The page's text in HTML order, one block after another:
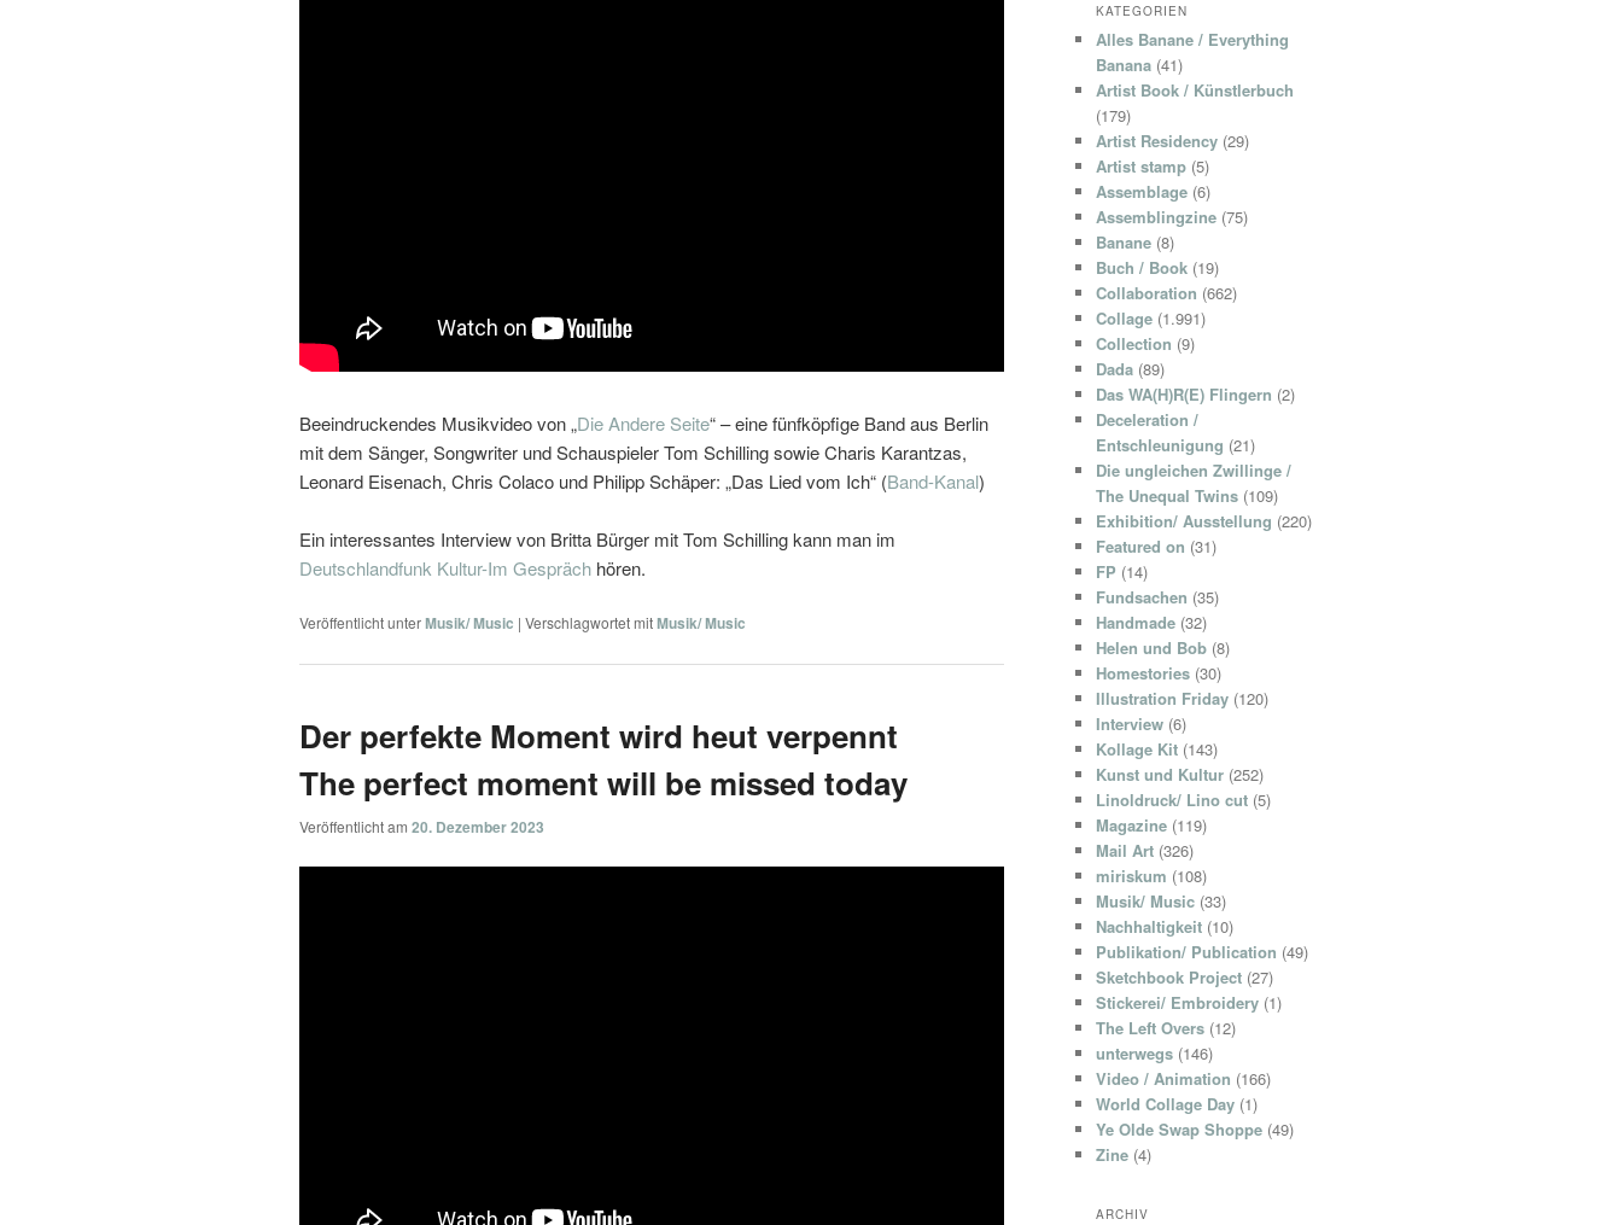
Beeindruckendes Musikvideo von „Die Andere Seite“ – eine fünfköpfige Band aus Berlin
mit dem Sänger, Songwriter und Schauspieler Tom Schilling sowie Charis Karantzas,
Leonard Eisenach, Chris Colaco und Philipp Schäper: „Das Lied vom Ich“ (Band-Kanal)
Ein interessantes Interview von Britta Bürger mit Tom Schilling kann man im
Deutschlandfunk Kultur-Im Gespräch hören.
Veröffentlicht unterMusik/ Music | Verschlagwortet mitMusik/ Music
Der perfekte Moment wird heut verpennt
The perfect moment will be missed today
Veröffentlicht am 20. Dezember 2023
KATEGORIEN
Alles Banane / Everything
Banana (41)
Artist Book / Künstlerbuch
(179)
Artist Residency (29)
Artist stamp (5)
Assemblage (6)
Assemblingzine (75)
Banane (8)
Buch / Book (19)
Collaboration (662)
Collage (1.991)
Collection (9)
Dada (89)
Das WA(H)R(E) Flingern (2)
Deceleration /
Entschleunigung (21)
Die ungleichen Zwillinge /
The Unequal Twins (109)
Exhibition/ Ausstellung (220)
Featured on (31)
FP (14)
Fundsachen (35)
Handmade (32)
Helen und Bob (8)
Homestories (30)
Illustration Friday (120)
Interview (6)
Kollage Kit (143)
Kunst und Kultur (252)
Linoldruck/ Lino cut (5)
Magazine (119)
Mail Art (326)
miriskum (108)
Musik/ Music (33)
Nachhaltigkeit (10)
Publikation/ Publication (49)
Sketchbook Project (27)
Stickerei/ Embroidery (1)
The Left Overs (12)
unterwegs (146)
Video / Animation (166)
World Collage Day (1)
Ye Olde Swap Shoppe (49)
Zine (4)
ARCHIV